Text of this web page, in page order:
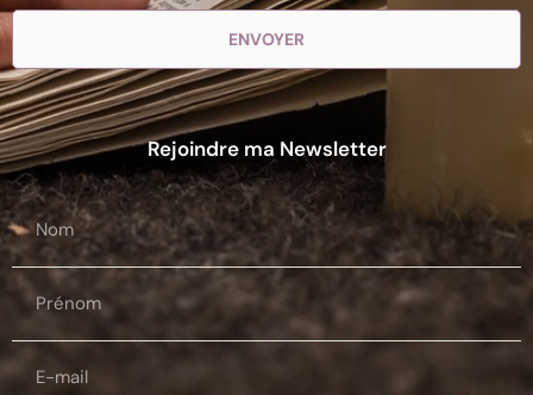
ENVOYER
Rejoindre ma Newsletter